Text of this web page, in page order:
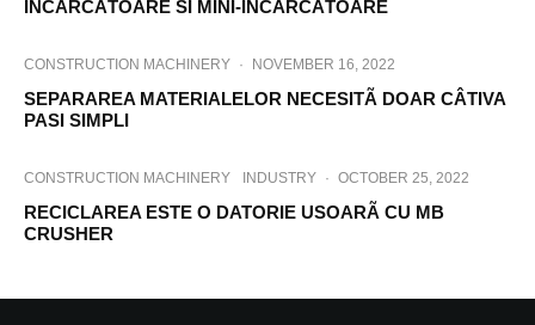
ÎNCÃRCÃTOARE SI MINI-ÎNCÃRCÃTOARE
CONSTRUCTION MACHINERY · NOVEMBER 16, 2022
SEPARAREA MATERIALELOR NECESITÃ DOAR CÂTIVA
PASI SIMPLI
CONSTRUCTION MACHINERY INDUSTRY · OCTOBER 25, 2022
RECICLAREA ESTE O DATORIE USOARÃ CU MB
CRUSHER